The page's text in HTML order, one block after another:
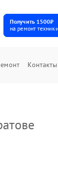
Получить 1500₽
на ремонт техники
Контакты